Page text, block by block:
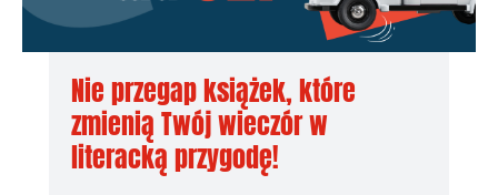
Nie przegap książek, które
zmienią Twój wieczór w
literacką przygodę!